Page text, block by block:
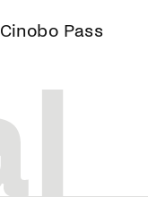
Cinobo Pass